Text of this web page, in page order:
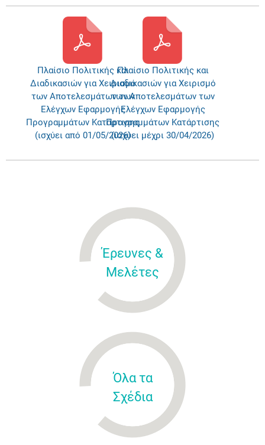
Πλαίσιο Πολιτικής και
Διαδικασιών για Χειρισμό
των Αποτελεσμάτων των
Ελέγχων Εφαρμογής
Προγραμμάτων Κατάρτισης
(ισχύει από 01/05/2026)
Πλαίσιο Πολιτικής και
Διαδικασιών για Χειρισμό
των Αποτελεσμάτων των
Ελέγχων Εφαρμογής
Προγραμμάτων Κατάρτισης
(ισχύει μέχρι 30/04/2026)
Έρευνες &
Μελέτες
Όλα τα
Σχέδια